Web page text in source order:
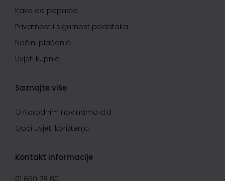
Kako do popusta
Privatnost i sigurnost podataka
Načini plaćanja
Uvjeti kupnje
Saznajte više
O Narodnim novinama d.d.
Opći uvjeti korištenja
Kontakt informacije
01 650 28 80